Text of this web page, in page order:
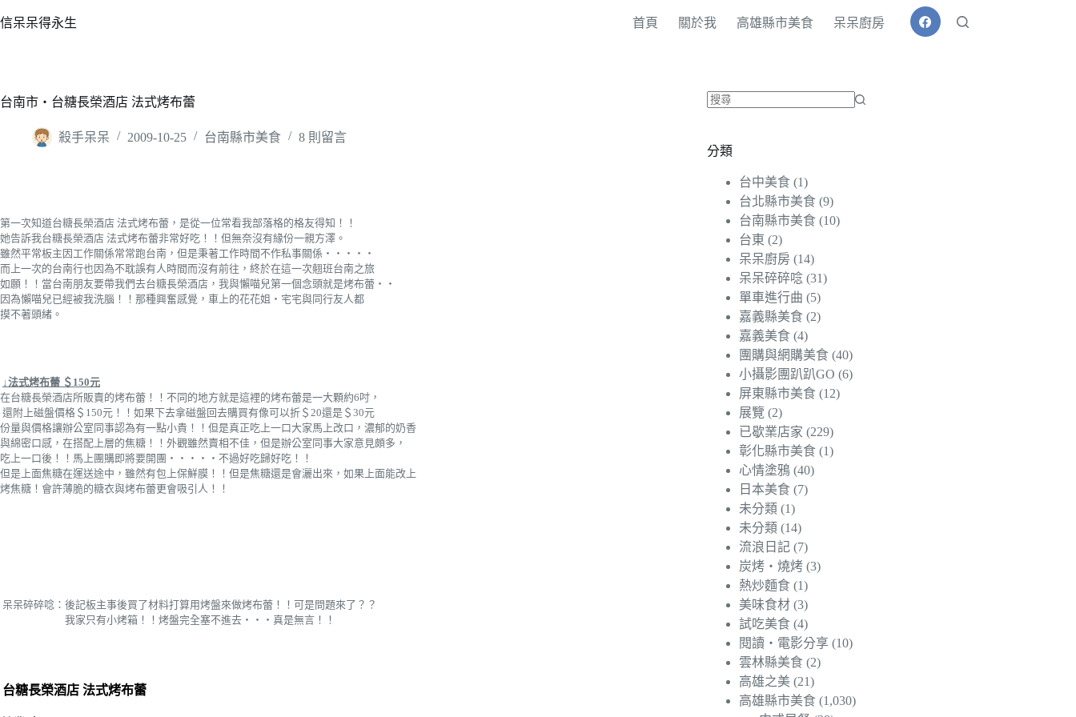
至
容
信呆呆得永生 首頁 關於我 高雄縣市美食 呆呆廚房
台南市‧台糖長榮酒店 法式烤布蕾
殺手呆呆 2009-10-25 台南縣市美食 8 則留言
第一次知道台糖長榮酒店 法式烤布蕾，是從一位常看我部落格的格友得知！！
她告訴我台糖長榮酒店 法式烤布蕾非常好吃！！但無奈沒有緣份一親方澤。
雖然平常板主因工作關係常常跑台南，但是秉著工作時間不作私事關係‧‧‧‧‧
而上一次的台南行也因為不耽誤有人時間而沒有前往，終於在這一次翹班台南之旅
如願！！當台南朋友要帶我們去台糖長榮酒店，我與懶喵兒第一個念頭就是烤布蕾‧‧
因為懶喵兒已經被我洗腦！！那種興奮感覺，車上的花花姐‧宅宅與同行友人都
摸不著頭緒。
↓法式烤布蕾 ＄150元
在台糖長榮酒店所販賣的烤布蕾！！不同的地方就是這裡的烤布蕾是一大顆約6吋，
還附上磁盤價格＄150元！！如果下去拿磁盤回去購買有像可以折＄20還是＄30元
份量與價格讓辦公室同事認為有一點小貴！！但是真正吃上一口大家馬上改口，濃郁的奶香
與綿密口感，在搭配上層的焦糖！！外觀雖然賣相不佳，但是辦公室同事大家意見頗多，
吃上一口後！！馬上團購即將要開團‧‧‧‧‧不過好吃歸好吃！！
但是上面焦糖在運送途中，雖然有包上保鮮膜！！但是焦糖還是會灑出來，如果上面能改上
烤焦糖！會許薄脆的糖衣與烤布蕾更會吸引人！！
呆呆碎碎唸：後記板主事後買了材料打算用烤盤來做烤布蕾！！可是問題來了？？
我家只有小烤箱！！烤盤完全塞不進去‧‧‧真是無言！！
台糖長榮酒店 法式烤布蕾
到
分類
台中美食 (1)
台北縣市美食 (9)
台南縣市美食 (10)
台東 (2)
呆呆廚房 (14)
呆呆碎碎唸 (31)
單車進行曲 (5)
嘉義縣美食 (2)
嘉義美食 (4)
團購與網購美食 (40)
小攝影團趴趴GO (6)
屏東縣市美食 (12)
展覽 (2)
已歇業店家 (229)
彰化縣市美食 (1)
心情塗鴉 (40)
日本美食 (7)
未分類 (1)
未分類 (14)
流浪日記 (7)
炭烤‧燒烤 (3)
熱炒麵食 (1)
美味食材 (3)
試吃美食 (4)
閱讀‧電影分享 (10)
雲林縣美食 (2)
高雄之美 (21)
高雄縣市美食 (1,030)